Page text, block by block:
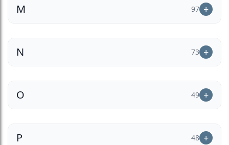
M 97
N 73
O 49
P 48